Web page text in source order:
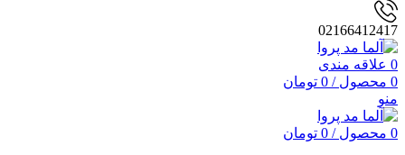
02166412417
0 علاقه مندی
0 محصول /
0 تومان
منو
0 محصول /
0 تومان